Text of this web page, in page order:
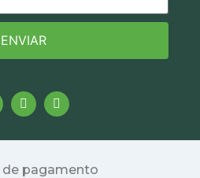
ENVIAR
de pagamento